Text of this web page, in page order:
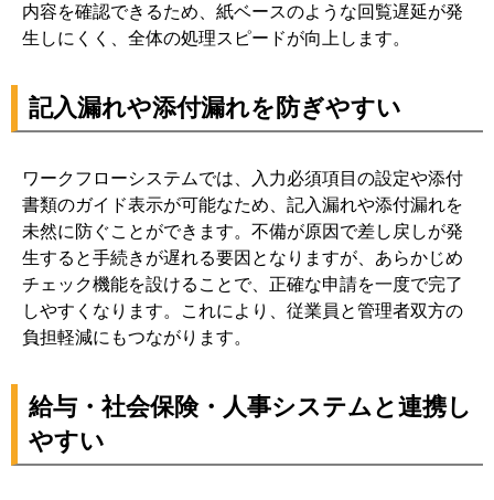
内容を確認できるため、紙ベースのような回覧遅延が発
生しにくく、全体の処理スピードが向上します。
記入漏れや添付漏れを防ぎやすい
ワークフローシステムでは、入力必須項目の設定や添付
書類のガイド表示が可能なため、記入漏れや添付漏れを
未然に防ぐことができます。不備が原因で差し戻しが発
生すると手続きが遅れる要因となりますが、あらかじめ
チェック機能を設けることで、正確な申請を一度で完了
しやすくなります。これにより、従業員と管理者双方の
負担軽減にもつながります。
給与・社会保険・人事システムと連携し
やすい